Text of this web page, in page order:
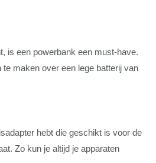
is een powerbank een must-have.
te maken over een lege batterij van
hebt die geschikt is voor de
Zo kun je altijd je apparaten